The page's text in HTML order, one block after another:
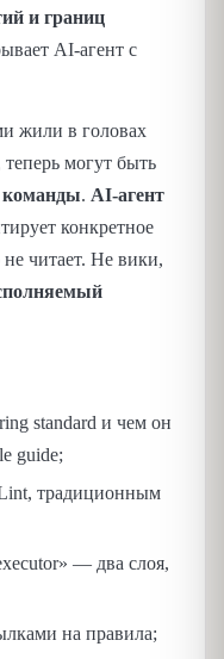
и границ
AI-агент с
жили в головах
могут быть
команды. AI-агент
конкретное
читает. Не вики,
standard и чем он
guide;
традиционным
— два слоя,
на правила;